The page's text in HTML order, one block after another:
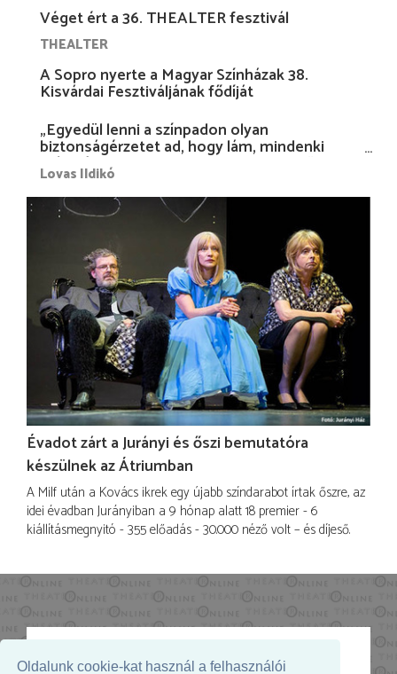
Oldalunk cookie-kat használ a felhasználói
Véget ért a 36. THEALTER fesztivál
THEALTER
A Sopro nyerte a Magyar Színházak 38.
Kisvárdai Fesztiváljának fődíját
„Egyedül lenni a színpadon olyan
biztonságérzetet ad, hogy lám, mindenki
más nélkül is megvagyok magammal…”
Lovas Ildikó
Évadot zárt a Jurányi és őszi bemutatóra
készülnek az Átriumban
A Milf után a Kovács ikrek egy újabb színdarabot írtak őszre, az
idei évadban Jurányiban a 9 hónap alatt 18 premier - 6
kiállításmegnyitó - 355 előadás - 30.000 néző volt – és díjeső.